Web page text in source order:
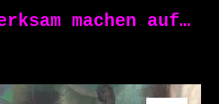
machen auf…